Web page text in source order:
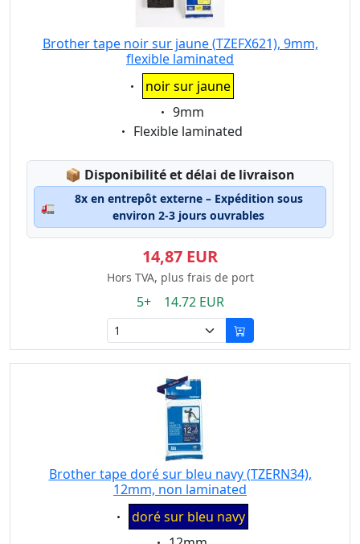
Brother tape noir sur jaune (TZEFX621), 9mm,
flexible laminated
Eigenschaft:
noir sur jaune
Eigenschaft:
9mm
Eigenschaft:
Flexible laminated
📦 Lagerstatus:
Disponibilité et délai de livraison
🚛
8x en entrepôt externe – Expédition sous
environ 2-3 jours ouvrables
14,87 EUR
Hors TVA, plus frais de port
5+ 14.72 EUR
Brother tape doré sur bleu navy (TZERN34),
12mm, non laminated
Eigenschaft:
doré sur bleu navy